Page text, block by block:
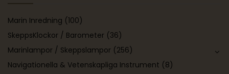
Marin Inredning (100)
SkeppsKlockor / Barometer (36)
Marinlampor / Skeppslampor (256)
Navigationella & Vetenskapliga Instrument (8)